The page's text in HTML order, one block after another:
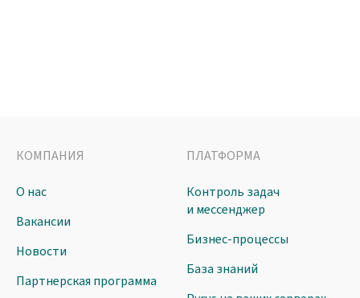
КОМПАНИЯ
О нас
Вакансии
Новости
Партнерская программа
ПЛАТФОРМА
Контроль задач
и мессенджер
Бизнес-процессы
База знаний